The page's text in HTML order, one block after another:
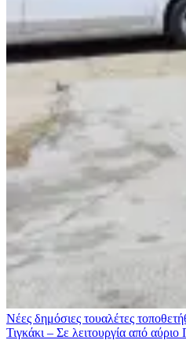
Νέες δημόσιες τουαλέτες
Τιγκάκι – Σε λειτουργία από αύριο